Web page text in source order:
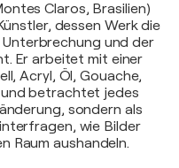
Claros, Brasilien)
dessen Werk die
Unterbrechung und der
Er arbeitet mit einer
Acryl, Öl, Gouache,
betrachtet jedes
sondern als
wie Bilder
Raum aushandeln.